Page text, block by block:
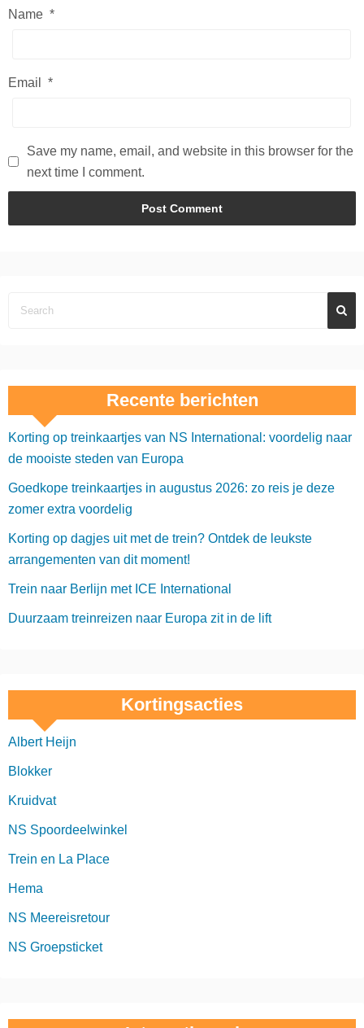
Name *
Email *
Save my name, email, and website in this browser for the
next time I comment.
Recente berichten
Korting op treinkaartjes van NS International: voordelig naar
de mooiste steden van Europa
Goedkope treinkaartjes in augustus 2026: zo reis je deze
zomer extra voordelig
Korting op dagjes uit met de trein? Ontdek de leukste
arrangementen van dit moment!
Trein naar Berlijn met ICE International
Duurzaam treinreizen naar Europa zit in de lift
Kortingsacties
Albert Heijn
Blokker
Kruidvat
NS Spoordeelwinkel
Trein en La Place
Hema
NS Meereisretour
NS Groepsticket